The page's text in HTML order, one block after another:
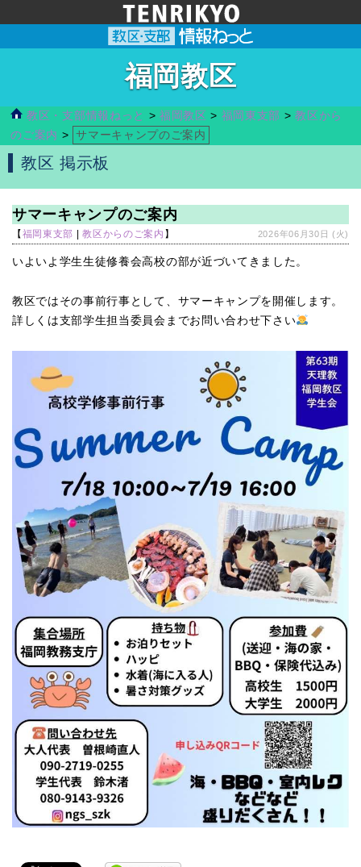
福岡教区
教区・支部情報ねっと > 福岡教区> 福岡東支部 >教区から
のご案内 > サマーキャンプのご案内
教区 掲示板
サマーキャンプのご案内
2026年06月30日 (火)
【 福岡東支部 |教区からのご案内 】
いよいよ学生生徒修養会高校の部が近づいてきました。
教区ではその事前行事として、サマーキャンプを開催します。
詳しくは支部学生担当委員会までお問い合わせ下さい